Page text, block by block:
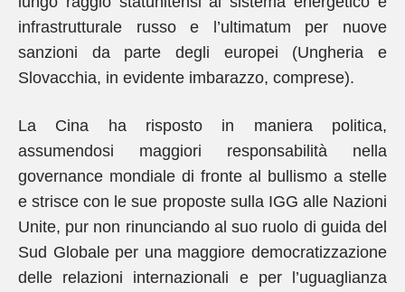
infrastrutturale russo e l’ultimatum per nuove
sanzioni da parte degli europei (Ungheria e
Slovacchia, in evidente imbarazzo, comprese).
La Cina ha risposto in maniera politica,
assumendosi maggiori responsabilità nella
governance mondiale di fronte al bullismo a stelle
e strisce con le sue proposte sulla IGG alle Nazioni
Unite, pur non rinunciando al suo ruolo di guida del
Sud Globale per una maggiore democratizzazione
delle relazioni internazionali e per l’uguaglianza